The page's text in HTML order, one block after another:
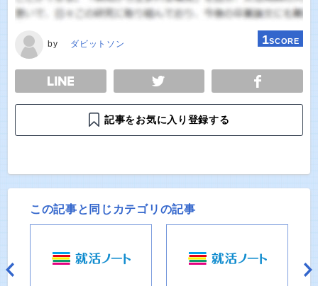
by ダビットソン 1SCORE
TWEET
記事をお気に入り登録する
この記事と同じカテゴリの記事